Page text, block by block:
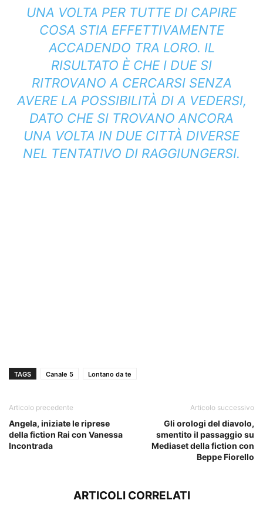
UNA VOLTA PER TUTTE DI CAPIRE
COSA STIA EFFETTIVAMENTE
ACCADENDO TRA LORO. IL
RISULTATO È CHE I DUE SI
RITROVANO A CERCARSI SENZA
AVERE LA POSSIBILITÀ DI A VEDERSI,
DATO CHE SI TROVANO ANCORA
UNA VOLTA IN DUE CITTÀ DIVERSE
NEL TENTATIVO DI RAGGIUNGERSI.
TAGS Canale 5 Lontano da te
Articolo precedente
Angela, iniziate le riprese
della fiction Rai con Vanessa
Incontrada
Articolo successivo
Gli orologi del diavolo,
smentito il passaggio su
Mediaset della fiction con
Beppe Fiorello
ARTICOLI CORRELATI